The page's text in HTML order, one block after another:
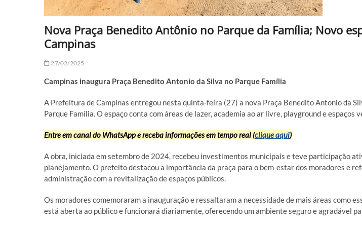
Nova Praça Benedito Antônio no Parque da Família; Novo
Campinas
27/02/2025
Campinas inaugura Praça Benedito Antonio da Silva no Parque Família
A Prefeitura de Campinas entregou nesta quinta-feira (27) a nova Praça Benedito Antonio da
Parque Família. O espaço conta com áreas de lazer, academia ao ar livre, playground e espaços
Entre em canal do WhatsApp e receba informações em tempo real (clique aqui)
A obra, iniciada em setembro de 2024, recebeu investimentos municipais e teve participação
planejamento. O prefeito destacou a importância da praça para o bem-estar dos moradores e
administração com a revitalização de espaços públicos.
Os moradores comemoraram a inauguração e ressaltaram a necessidade de mais áreas como
está aberta ao público e funcionará diariamente, oferecendo um ambiente seguro e agradável